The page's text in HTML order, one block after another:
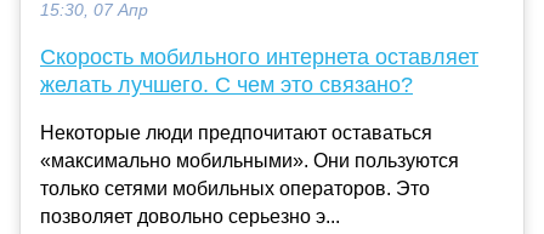
15:30, 07 Апр
Скорость мобильного интернета оставляет
желать лучшего. С чем это связано?
Некоторые люди предпочитают оставаться
«максимально мобильными». Они пользуются
только сетями мобильных операторов. Это
позволяет довольно серьезно э...